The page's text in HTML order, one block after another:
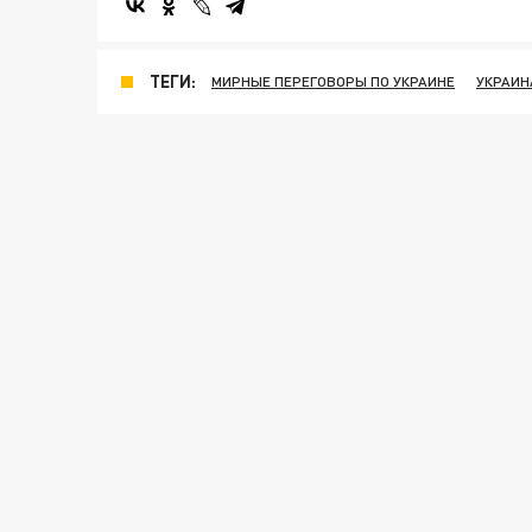
ТЕГИ: МИРНЫЕ ПЕРЕГОВОРЫ ПО УКРАИНЕ